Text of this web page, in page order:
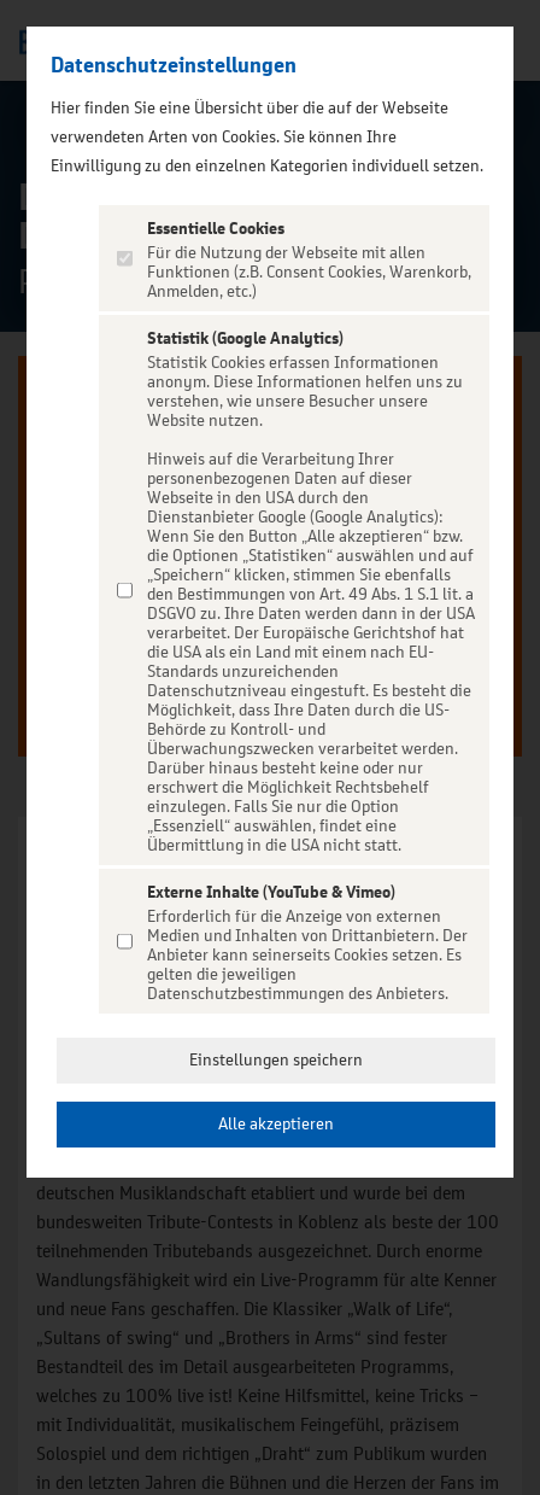
ALLE TERMINE
Dire Strats - A Tribute to
Dire Straits
Peterskirche Leipzig, Leipzig
Jetzt anmelden oder registrieren
Unser Ticketverkauf ist exklusiv für Kunden der
BBBanken vorbehalten.
Anmelden Registrieren
Erleben Sie die meistgebuchte Dire Straits-Tribute-Band
Europas live!
Im Vordergrund steht der Sound der um die Welt ging, mit
Uhlich wird dabei von vielen fachkundigen Fans im In- und
angesehen.
deutschen Musiklandschaft etabliert und wurde bei dem
bundesweiten Tribute-Contests in Koblenz als beste der 100
teilnehmenden Tributebands ausgezeichnet. Durch enorme
Wandlungsfähigkeit wird ein Live-Programm für alte Kenner
und neue Fans geschaffen. Die Klassiker „Walk of Life“,
„Sultans of swing“ und „Brothers in Arms“ sind fester
Bestandteil des im Detail ausgearbeiteten Programms,
welches zu 100% live ist! Keine Hilfsmittel, keine Tricks –
mit Individualität, musikalischem Feingefühl, präzisem
Solospiel und dem richtigen „Draht“ zum Publikum wurden
in den letzten Jahren die Bühnen und die Herzen der Fans im
Datenschutzeinstellungen
Hier finden Sie eine Übersicht über die auf der Webseite
verwendeten Arten von Cookies. Sie können Ihre
Einwilligung zu den einzelnen Kategorien individuell setzen.
Essentielle Cookies
Für die Nutzung der Webseite mit allen
Funktionen (z.B. Consent Cookies, Warenkorb,
Anmelden, etc.)
Statistik (Google Analytics)
Statistik Cookies erfassen Informationen
anonym. Diese Informationen helfen uns zu
verstehen, wie unsere Besucher unsere
Website nutzen.
Hinweis auf die Verarbeitung Ihrer
personenbezogenen Daten auf dieser
Webseite in den USA durch den
Dienstanbieter Google (Google Analytics):
Wenn Sie den Button „Alle akzeptieren“ bzw.
die Optionen „Statistiken“ auswählen und auf
„Speichern“ klicken, stimmen Sie ebenfalls
den Bestimmungen von Art. 49 Abs. 1 S.1 lit. a
DSGVO zu. Ihre Daten werden dann in der USA
verarbeitet. Der Europäische Gerichtshof hat
die USA als ein Land mit einem nach EU-
Standards unzureichenden
Datenschutzniveau eingestuft. Es besteht die
Möglichkeit, dass Ihre Daten durch die US-
Behörde zu Kontroll- und
Überwachungszwecken verarbeitet werden.
Darüber hinaus besteht keine oder nur
erschwert die Möglichkeit Rechtsbehelf
einzulegen. Falls Sie nur die Option
„Essenziell“ auswählen, findet eine
Übermittlung in die USA nicht statt.
Externe Inhalte (YouTube & Vimeo)
Erforderlich für die Anzeige von externen
Medien und Inhalten von Drittanbietern. Der
Anbieter kann seinerseits Cookies setzen. Es
gelten die jeweiligen
Datenschutzbestimmungen des Anbieters.
Einstellungen speichern
Alle akzeptieren